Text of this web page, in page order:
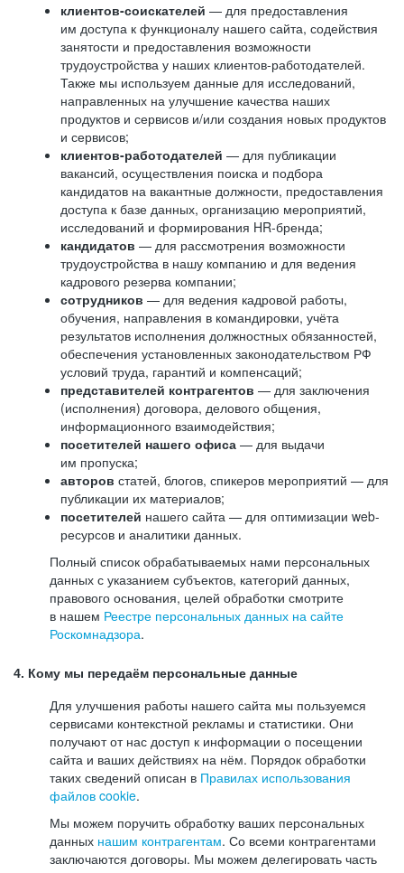
клиентов-соискателей — для предоставления
им доступа к функционалу нашего сайта, содействия
занятости и предоставления возможности
трудоустройства у наших клиентов-работодателей.
Также мы используем данные для исследований,
направленных на улучшение качества наших
продуктов и сервисов и/или создания новых продуктов
и сервисов;
клиентов-работодателей — для публикации
вакансий, осуществления поиска и подбора
кандидатов на вакантные должности, предоставления
доступа к базе данных, организацию мероприятий,
исследований и формирования HR-бренда;
кандидатов — для рассмотрения возможности
трудоустройства в нашу компанию и для ведения
кадрового резерва компании;
сотрудников — для ведения кадровой работы,
обучения, направления в командировки, учёта
результатов исполнения должностных обязанностей,
обеспечения установленных законодательством РФ
условий труда, гарантий и компенсаций;
представителей контрагентов — для заключения
(исполнения) договора, делового общения,
информационного взаимодействия;
посетителей нашего офиса — для выдачи
им пропуска;
авторов статей, блогов, спикеров мероприятий — для
публикации их материалов;
посетителей нашего сайта — для оптимизации web-
ресурсов и аналитики данных.
Полный список обрабатываемых нами персональных
данных с указанием субъектов, категорий данных,
правового основания, целей обработки смотрите
в нашем Реестре персональных данных на сайте
Роскомнадзора.
4. Кому мы передаём персональные данные
Для улучшения работы нашего сайта мы пользуемся
сервисами контекстной рекламы и статистики. Они
получают от нас доступ к информации о посещении
сайта и ваших действиях на нём. Порядок обработки
таких сведений описан в Правилах использования
файлов cookie.
Мы можем поручить обработку ваших персональных
данных нашим контрагентам. Со всеми контрагентами
заключаются договоры. Мы можем делегировать часть